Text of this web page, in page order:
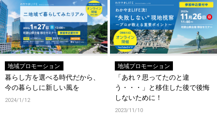
地域プロモーション
暮らし方を選べる時代だから、
今の暮らしに新しい風を
2024/1/12
地域プロモーション
「あれ？思ってたのと違
う・・・」と移住した後で後悔
しないために！
2023/11/10